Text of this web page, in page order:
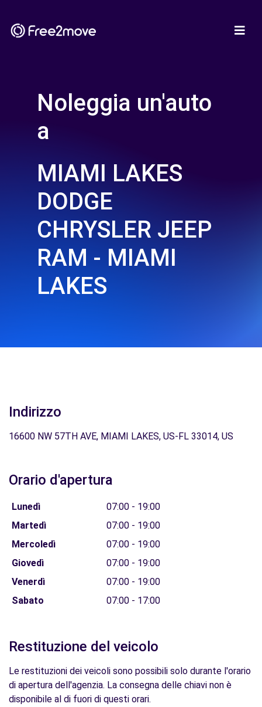
Noleggia un'auto
a
MIAMI LAKES
DODGE
CHRYSLER JEEP
RAM - MIAMI
LAKES
Indirizzo
16600 NW 57TH AVE, MIAMI LAKES, US-FL 33014, US
Orario d'apertura
Lunedì
07:00 - 19:00
Martedì
07:00 - 19:00
Mercoledì
07:00 - 19:00
Giovedì
07:00 - 19:00
Venerdì
07:00 - 19:00
Sabato
07:00 - 17:00
Restituzione del veicolo
Le restituzioni dei veicoli sono possibili solo durante l'orario
di apertura dell'agenzia. La consegna delle chiavi non è
disponibile al di fuori di questi orari.